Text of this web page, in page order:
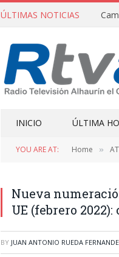
ÚLTIMAS NOTICIAS
INICIO ÚLTIMA
YOU ARE AT: Home »
Nueva
UE (febrero
BY JUAN ANTONIO RUEDA